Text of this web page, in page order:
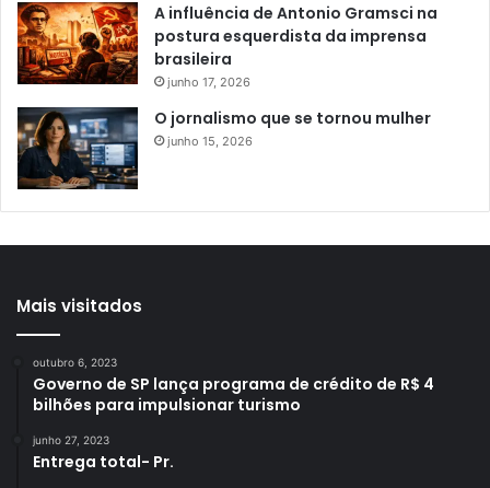
A influência de Antonio Gramsci na
postura esquerdista da imprensa
brasileira
junho 17, 2026
O jornalismo que se tornou mulher
junho 15, 2026
Mais visitados
outubro 6, 2023
Governo de SP lança programa de crédito de R$ 4
bilhões para impulsionar turismo
junho 27, 2023
Entrega total- Pr.